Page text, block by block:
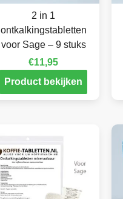
2 in 1
ontkalkingstabletten
voor Sage – 9 stuks
€11,95
Product bekijken